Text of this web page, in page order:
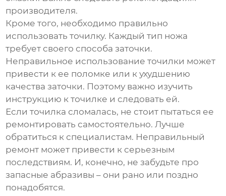
производителя.
Кроме того, необходимо правильно
использовать точилку. Каждый тип ножа
требует своего способа заточки.
Неправильное использование точилки может
привести к ее поломке или к ухудшению
качества заточки. Поэтому важно изучить
инструкцию к точилке и следовать ей.
Если точилка сломалась, не стоит пытаться ее
ремонтировать самостоятельно. Лучше
обратиться к специалистам. Неправильный
ремонт может привести к серьезным
последствиям. И, конечно, не забудьте про
запасные абразивы – они рано или поздно
понадобятся.